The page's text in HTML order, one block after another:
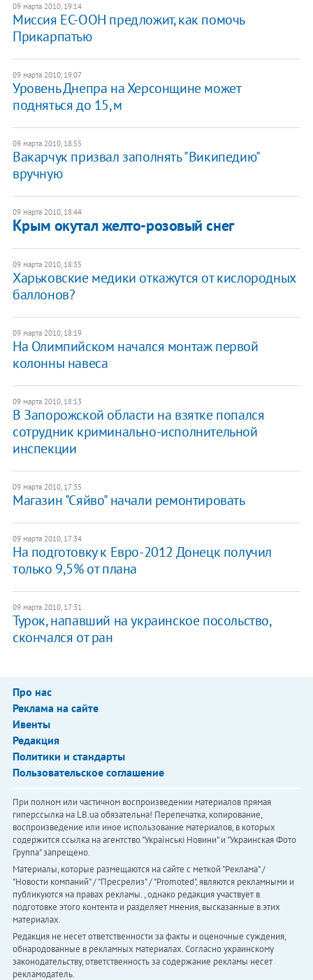
09 марта 2010, 19:14
Миссия ЕС-ООН предложит, как помочь
Прикарпатью
09 марта 2010, 19:07
Уровень Днепра на Херсонщине может
подняться до 15,м
09 марта 2010, 18:55
Вакарчук призвал заполнять "Википедию"
вручную
09 марта 2010, 18:44
Крым окутал желто-розовый снег
09 марта 2010, 18:35
Харьковские медики откажутся от кислородных
баллонов?
09 марта 2010, 18:19
На Олимпийском начался монтаж первой
колонны навеса
09 марта 2010, 18:13
В Запорожской области на взятке попался
сотрудник криминально-исполнительной
инспекции
09 марта 2010, 17:35
Магазин "Сяйво" начали ремонтировать
09 марта 2010, 17:34
На подготовку к Евро-2012 Донецк получил
только 9,5% от плана
09 марта 2010, 17:31
Турок, напавший на украинское посольство,
скончался от ран
Про нас
Реклама на сайте
Ивенты
Редакция
Политики и стандарты
Пользовательское соглашение
При полном или частичном воспроизведении материалов прямая
гиперссылка на LB.ua обязательна! Перепечатка, копирование,
воспроизведение или иное использование материалов, в которых
содержится ссылка на агентство "Українськi Новини" и "Украинская Фото
Группа" запрещено.
Материалы, которые размещаются на сайте с меткой "Реклама" /
"Новости компаний" / "Пресрелиз" / "Promoted", являются рекламными и
публикуются на правах рекламы. , однако редакция участвует в
подготовке этого контента и разделяет мнения, высказанные в этих
материалах.
Редакция не несет ответственности за факты и оценочные суждения,
обнародованные в рекламных материалах. Согласно украинскому
законодательству, ответственность за содержание рекламы несет
рекламодатель.